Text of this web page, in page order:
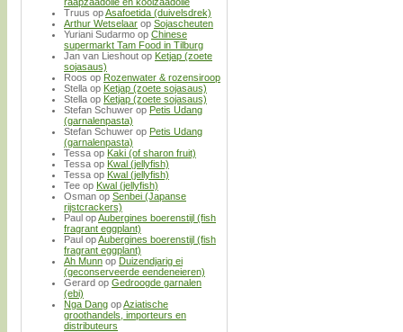
Truus opAsafoetida (duivelsdrek)
Arthur Wetselaar op Sojascheuten
Yuriani Sudarmo op Chinese
supermarkt Tam Food in Tilburg
Jan van Lieshout op Ketjap (zoete
sojasaus)
Roos op Rozenwater & rozensiroop
Stella op Ketjap (zoete sojasaus)
Stella op Ketjap (zoete sojasaus)
Stefan Schuwer op Petis Udang
(garnalenpasta)
Stefan Schuwer op Petis Udang
(garnalenpasta)
Tessa op Kaki (of sharon fruit)
Tessa op Kwal (jellyfish)
Tessa op Kwal (jellyfish)
Tee op Kwal (jellyfish)
Osman op Senbei (Japanse
rijstcrackers)
Paul opAubergines boerenstijl (fish
fragrant eggplant)
Paul opAubergines boerenstijl (fish
fragrant eggplant)
Ah Munn op Duizendjarig ei
(geconserveerde eendeneieren)
Gerard op Gedroogde garnalen
(ebi)
Nga Dang opAziatische
groothandels, importeurs en
distributeurs